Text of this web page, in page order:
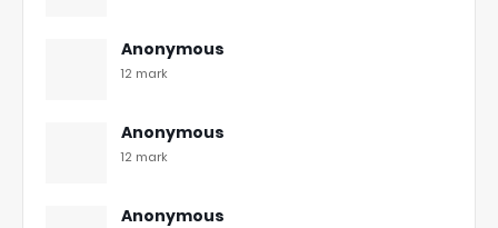
Anonymous
12 mark
Anonymous
12 mark
Anonymous